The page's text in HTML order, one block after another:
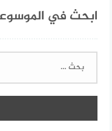
ابحث في
البحث